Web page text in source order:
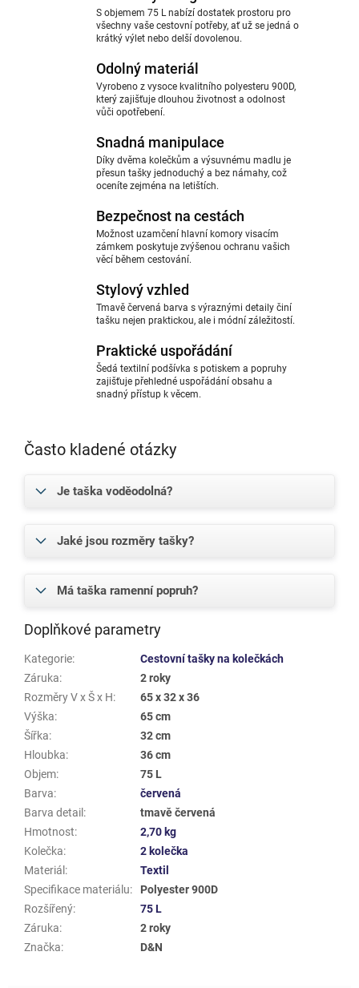
S objemem 75 L nabízí dostatek prostoru pro
všechny vaše cestovní potřeby, ať už se jedná o
krátký výlet nebo delší dovolenou.
Odolný materiál
Vyrobeno z vysoce kvalitního polyesteru 900D,
který zajišťuje dlouhou životnost a odolnost
vůči opotřebení.
Snadná manipulace
Díky dvěma kolečkům a výsuvnému madlu je
přesun tašky jednoduchý a bez námahy, což
oceníte zejména na letištích.
Bezpečnost na cestách
Možnost uzamčení hlavní komory visacím
zámkem poskytuje zvýšenou ochranu vašich
věcí během cestování.
Stylový vzhled
Tmavě červená barva s výraznými detaily činí
tašku nejen praktickou, ale i módní záležitostí.
Praktické uspořádání
Šedá textilní podšívka s potiskem a popruhy
zajišťuje přehledné uspořádání obsahu a
snadný přístup k věcem.
Často kladené otázky
Je taška voděodolná?
Jaké jsou rozměry tašky?
Má taška ramenní popruh?
Doplňkové parametry
Kategorie:
Cestovní tašky na kolečkách
Záruka:
2 roky
Rozměry V x Š x H:
65 x 32 x 36
Výška:
65 cm
Šířka:
32 cm
Hloubka:
36 cm
Objem:
75 L
Barva:
červená
Barva detail :
tmavě červená
Hmotnost:
2,70 kg
Kolečka:
2 kolečka
Materiál :
Textil
Specifikace materiálu:
Polyester 900D
Rozšířený:
75 L
Záruka:
2 roky
Značka: D&N